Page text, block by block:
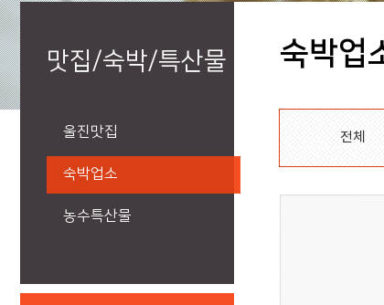
맛집/숙박/특산물
울진맛집
숙박업소
농수특산물
숙박업
전체